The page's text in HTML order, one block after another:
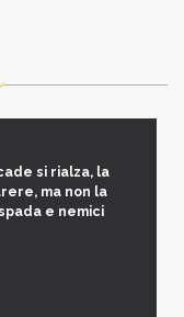
si rialza, la
ma non la
e nemici